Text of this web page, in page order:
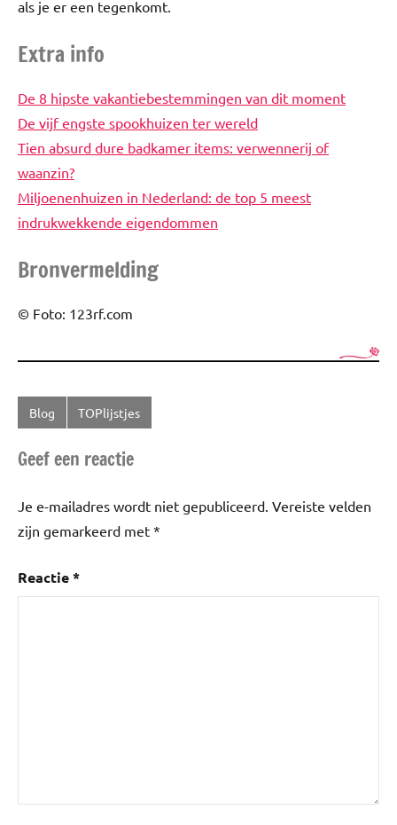
als je er een tegenkomt.
Extra info
De 8 hipste vakantiebestemmingen van dit moment
De vijf engste spookhuizen ter wereld
Tien absurd dure badkamer items: verwennerij of
waanzin?
Miljoenenhuizen in Nederland: de top 5 meest
indrukwekkende eigendommen
Bronvermelding
© Foto: 123rf.com
Getagd
Dieren,
dieren
Blog TOPlijstjes
Geef een reactie
Je e-mailadres wordt niet gepubliceerd. Vereiste velden
zijn gemarkeerd met *
Reactie*